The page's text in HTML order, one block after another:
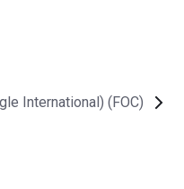
International) (FOC)